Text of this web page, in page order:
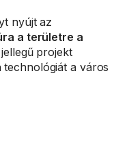
nyújt az
a területre a
projekt
a város